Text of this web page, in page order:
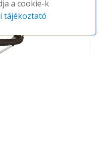
a cookie-k
tájékoztató